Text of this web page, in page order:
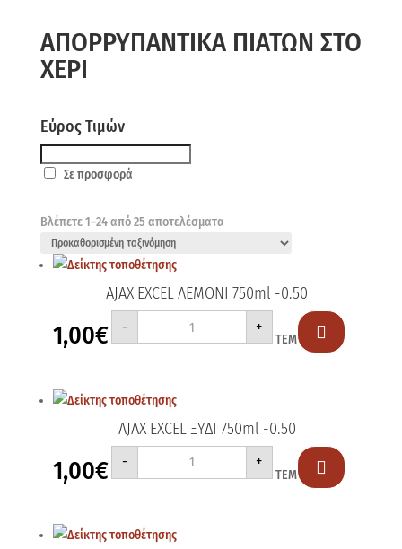
ΑΠΟΡΡΥΠΑΝΤΙΚΑ ΠΙΑΤΩΝ ΣΤΟ
ΧΕΡΙ
Εύρος Τιμών
Σε προσφορά
Βλέπετε 1–24 από 25 αποτελέσματα
AJAX EXCEL ΛΕΜΟΝΙ 750ml -0.50
1,00€ -
AJAX
ΛΕΜΟΝΙ
+
ΤΕΜ 
AJAX EXCEL ΞΥΔΙ 750ml -0.50
1,00€ -
AJAX
ΞΥΔΙ
+
ΤΕΜ 